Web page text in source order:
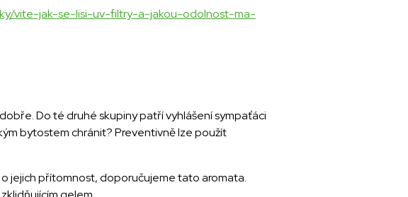
vite-jak-se-lisi-uv-filtry-a-jakou-odolnost-ma-
Do té druhé skupiny patří vyhlášení sympaťáci
bytostem chránit? Preventivně lze použít
jejich přítomnost, doporučujeme tato aromata.